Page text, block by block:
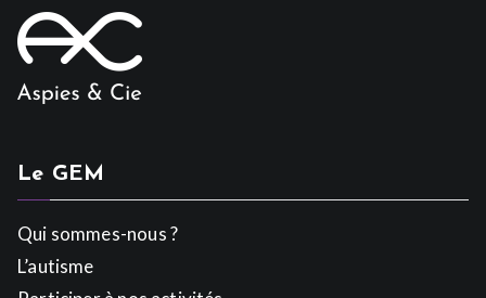
Le GEM
Qui sommes-nous ?
L’autisme